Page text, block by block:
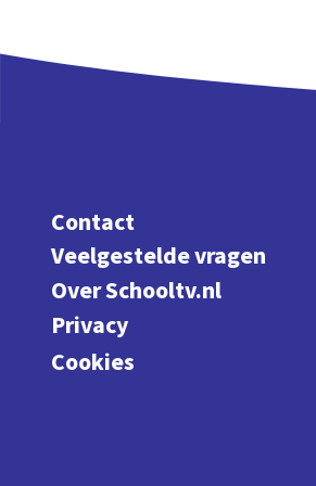
Contact
Veelgestelde vragen
Over Schooltv.nl
Privacy
Cookies